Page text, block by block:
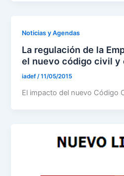
Noticias y Agendas
La regulación de la
el nuevo código civil y
iadef/11/05/2015
El impacto del nuevo Código